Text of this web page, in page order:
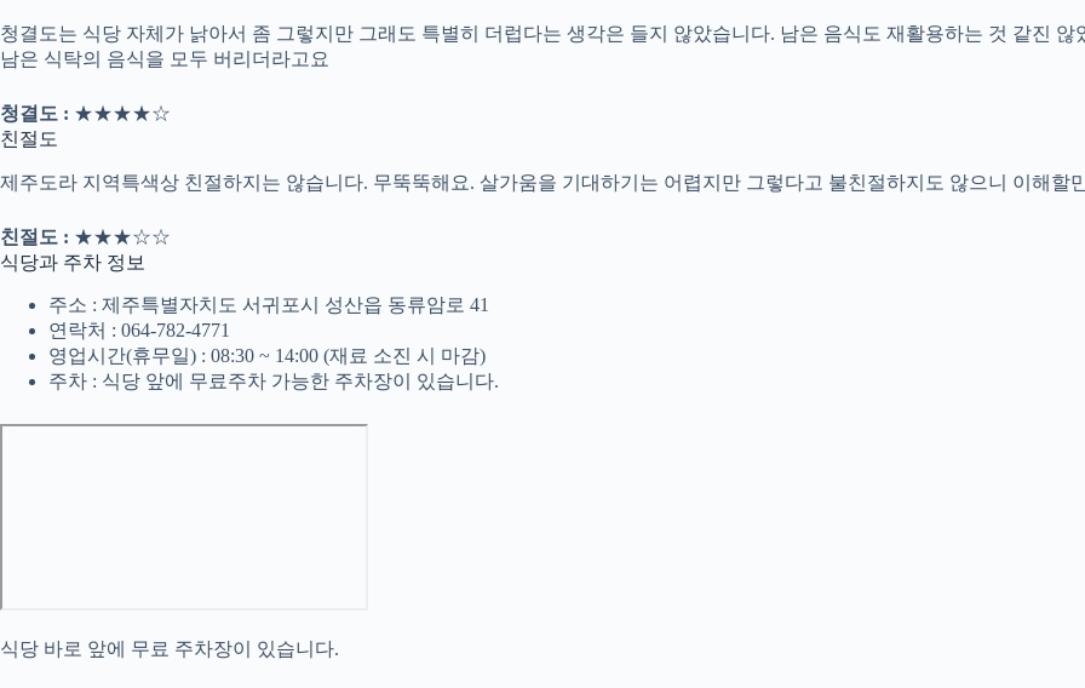
청결도는 식당 자체가 낡아서 좀 그렇지만 그래도 특별히 더럽다는 생각은 들지 않았습니다. 남은 음식도 재활용하는 것 같진 않
남은 식탁의 음식을 모두 버리더라고요
청결도 : ★★★★☆
친절도
제주도라 지역특색상 친절하지는 않습니다. 무뚝뚝해요. 살가움을 기대하기는 어렵지만 그렇다고 불친절하지도 않으니 이해할
친절도 : ★★★☆☆
식당과 주차 정보
주소 : 제주특별자치도 서귀포시 성산읍 동류암로 41
연락처 : 064-782-4771
영업시간(휴무일) : 08:30 ~ 14:00 (재료 소진 시 마감)
주차 : 식당 앞에 무료주차 가능한 주차장이 있습니다.
식당 바로 앞에 무료 주차장이 있습니다.